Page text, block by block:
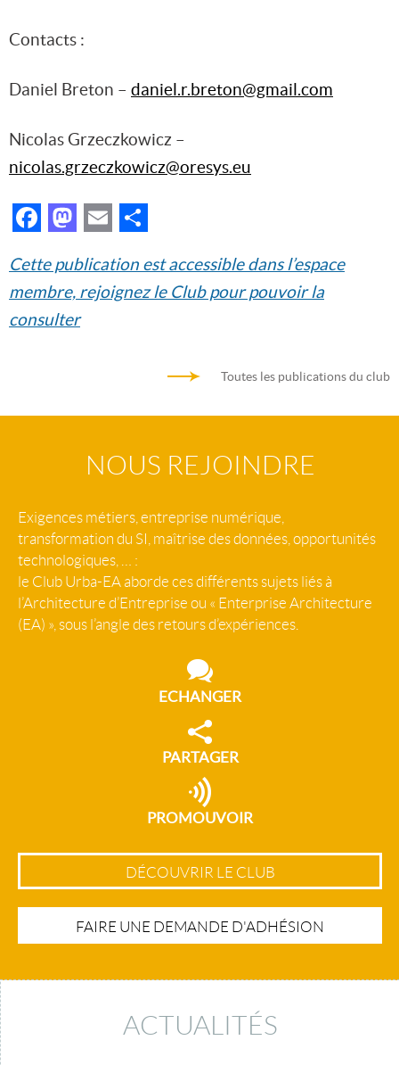
Contacts :
Daniel Breton – daniel.r.breton@gmail.com
Nicolas Grzeczkowicz –
nicolas.grzeczkowicz@oresys.eu
Facebook
Mastodon
Email
Cette publication est accessible dans l’espace
membre, rejoignez le Club pour pouvoir la
consulter
Toutes les publications du club
NOUS REJOINDRE
Exigences métiers, entreprise numérique,
transformation du SI, maîtrise des données, opportunités
technologiques, … :
le Club Urba-EA aborde ces différents sujets liés à
l’Architecture d’Entreprise ou « Enterprise Architecture
(EA) », sous l’angle des retours d’expériences.
ECHANGER
PARTAGER
PROMOUVOIR
DÉCOUVRIR LE CLUB
FAIRE UNE DEMANDE D'ADHÉSION
ACTUALITÉS